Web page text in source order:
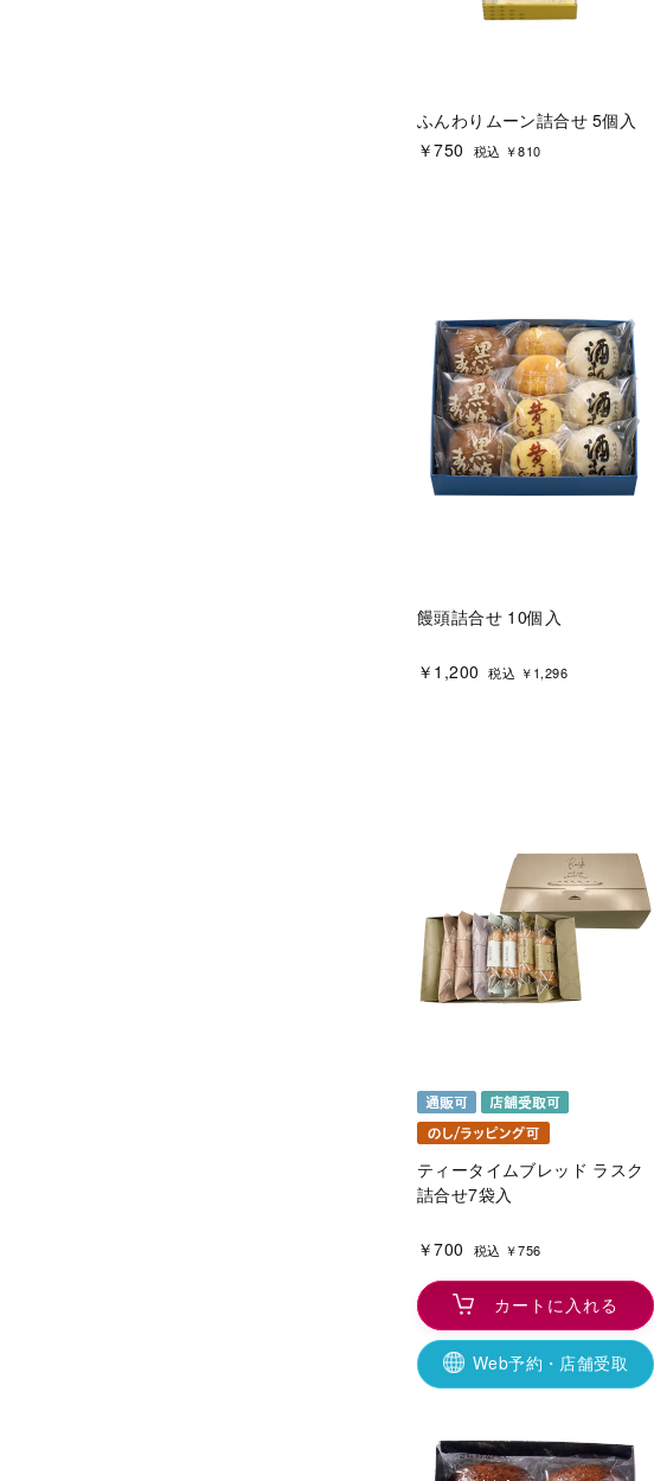
ふんわりムーン詰合せ 5個入
￥750
税込 ￥810
饅頭詰合せ 10個入
￥1,200 税込 ￥1,296
ティータイムブレッド ラスク
詰合せ7袋入
￥700 税込 ￥756
カートに入れる
Web予約・店舗受取